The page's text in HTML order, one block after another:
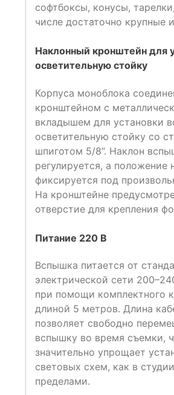
софтбоксы, конусы,
числе достаточно крупные
Наклонный кронштейн для
осветительную стойку
Корпуса моноблока
кронштейном с
вкладышем для установки
осветительную стойку со
шпиготом 5/8”. Наклон
регулируется, а положение
фиксируется под
На кронштейне
отверстие для крепления
Питание 220 В
Вспышка питается от
электрической сети
при помощи комплектного
длиной 5 метров. Длина
позволяет свободно
вспышку во время съемки,
значительно упрощает
световых схем, как в
пределами.